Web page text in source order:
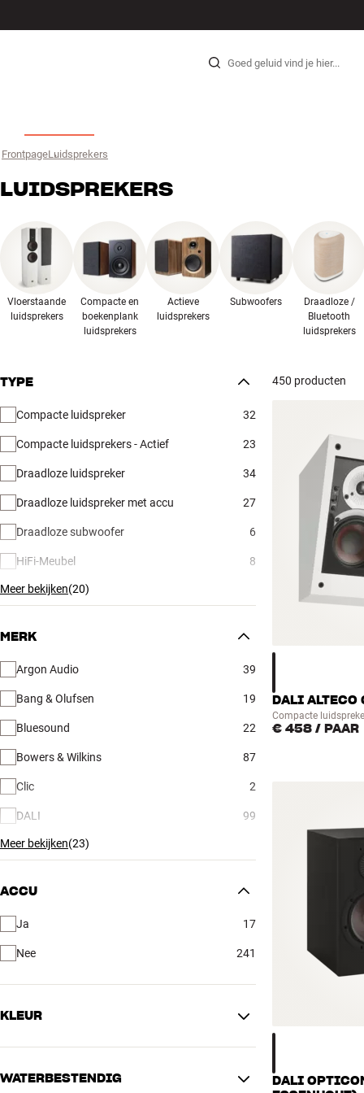
Skip to content
Frontpage ›
Luidsprekers
LUIDSPREKERS
Vloerstaande
luidsprekers
Compacte en
boekenplank
luidsprekers
Actieve
luidsprekers
Subwoofers
Draadloze /
Bluetooth
luidsprekers
TYPE
Compacte luidspreker 32
Compacte luidsprekers - Actief 23
Draadloze luidspreker 34
Draadloze luidspreker met accu 27
Draadloze subwoofer 6
HiFi-Meubel 8
Meer bekijken(20)
MERK
Argon Audio 39
Bang & Olufsen 19
Bluesound 22
Bowers & Wilkins 87
Clic 2
DALI 99
Meer bekijken(23)
ACCU
Ja 17
Nee 241
KLEUR
Beige 6
Blauw 12
WATERBESTENDIG
450 producten
DALI
Compacte
€ 458 / PAAR
DALI